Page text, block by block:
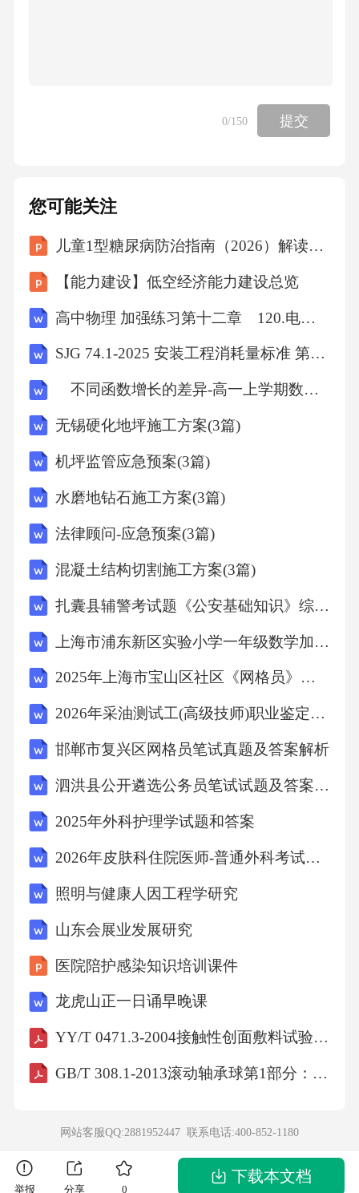
2912-()=11()+4=59-()=114+()=1518+()=366+()=12
+9=25()-7=0()-3=18()-16=17+()=918+()=27()+9=2
1()-1=319+()=314+()=25()+3=16()-12=7()-7=712+
=27()+2=416+()=31()+21=223-()=0()+5=8()-14=72
1+()=305+()=611+()=155+()=19()-4=1712-(
0/150 提交
您可能关注
儿童1型糖尿病防治指南（2026）解读课件
【能力建设】低空经济能力建设总览
高中物理 加强练习第十二章 120.电磁感应中的电路和电荷量问题
SJG 74.1-2025 安装工程消耗量标准 第一册 机械设备安装工程
不同函数增长的差异-高一上学期数学课时作业人教版A版（含解析）
无锡硬化地坪施工方案(3篇)
机坪监管应急预案(3篇)
水磨地钻石施工方案(3篇)
法律顾问-应急预案(3篇)
混凝土结构切割施工方案(3篇)
扎囊县辅警考试题《公安基础知识》综合能力试题库附答案
上海市浦东新区实验小学一年级数学加减法练习题
2025年上海市宝山区社区《网格员》典型题题库(含答案)
2026年采油测试工(高级技师)职业鉴定理论考试题及答案
邯郸市复兴区网格员笔试真题及答案解析
泗洪县公开遴选公务员笔试试题及答案解析（综合类）
2025年外科护理学试题和答案
2026年皮肤科住院医师-普通外科考试题及答案
照明与健康人因工程学研究
山东会展业发展研究
医院陪护感染知识培训课件
龙虎山正一日诵早晚课
YY/T 0471.3-2004接触性创面敷料试验方法 第3部分:阻水性
GB/T 308.1-2013滚动轴承球第1部分：钢球
网站客服QQ:2881952447 联系电话:400-852-1180
举报 分享 0
下载本文档